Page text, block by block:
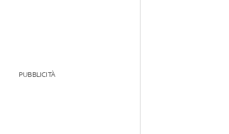
PUBBLICITÀ